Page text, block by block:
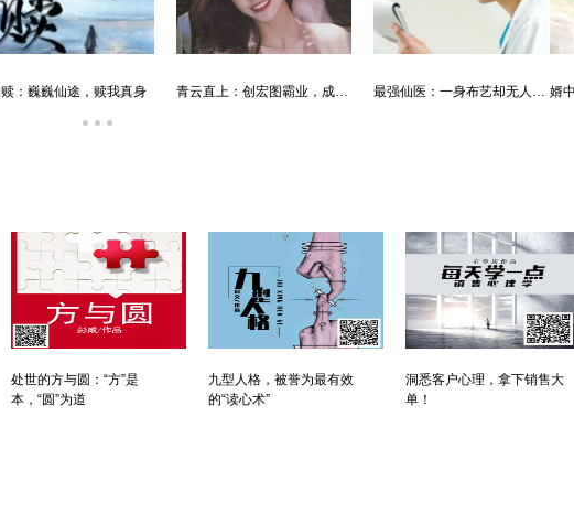
婿中狂龙:三年上门女婿后的爆发 男人四十：家有娇妻 唐朝败家子:他深知繁荣背后的危机
处世的方与圆：“方”是
本，“圆”为道
九型人格，被誉为最有效
的“读心术”
洞悉客户心理，拿下销售大
单！